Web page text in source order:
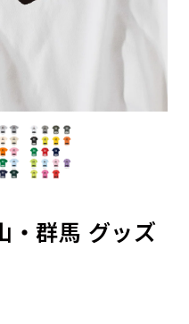
・群馬 グッズ
りますので改造の
費用が発生いたし
い。
に曖昧でも構い
+298円 ］
番号が入ります。
したらロゴの印刷
でもデザインの修
でもお気軽にご
旗のサイズです。
使用できます。
旗のサイズです。
使用できます。
向きになってしまう
向きになってしまう
左右チチ
のついてない長辺・
を補強縫製します
補強
円 ］
のついてない長辺・
補強
+1営業日）
］
ル（生地の厚みが
です。ポンジと比
す。タペストリー
等割りを意識して
加工時にカットす